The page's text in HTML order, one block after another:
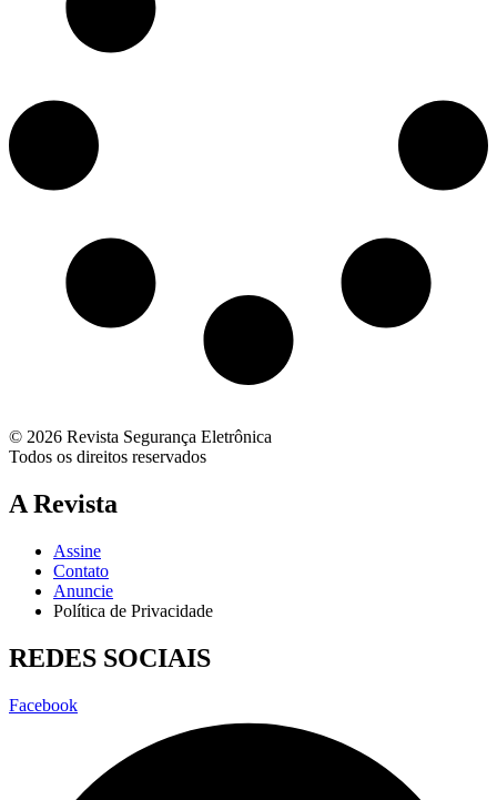
© 2026 Revista Segurança Eletrônica
Todos os direitos reservados
A Revista
Assine
Contato
Anuncie
Política de Privacidade
REDES SOCIAIS
Facebook